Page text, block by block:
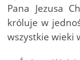
Pana Jezusa
króluje w
wszystkie wieki